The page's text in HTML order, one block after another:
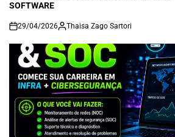
SOFTWARE
on
29/04/2026 Thaisa Zago Sartori